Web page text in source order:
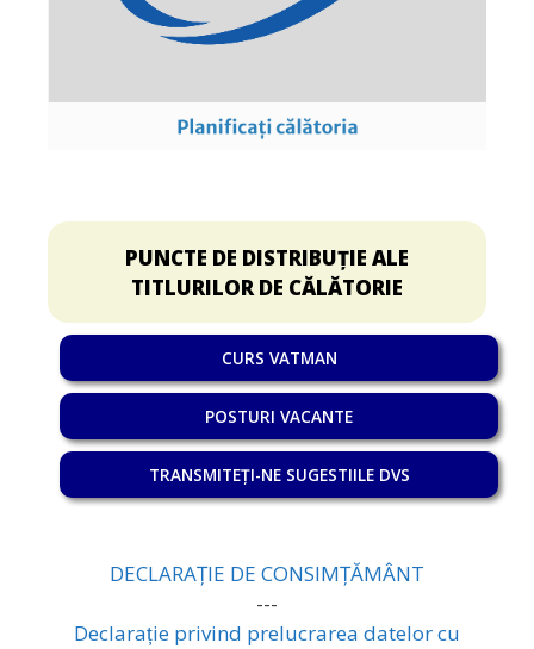
PUNCTE DE DISTRIBUȚIE ALE
TITLURILOR DE CĂLĂTORIE
CURS VATMAN
POSTURI VACANTE
TRANSMITEȚI-NE SUGESTIILE DVS
DECLARAȚIE DE CONSIMȚĂMÂNT
---
Declarație privind prelucrarea datelor cu